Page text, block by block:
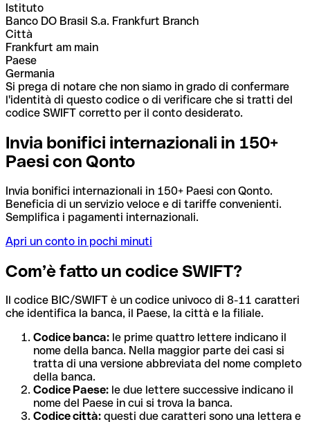
Istituto
Banco DO Brasil S.a. Frankfurt Branch
Città
Frankfurt am main
Paese
Germania
Si prega di notare che non siamo in grado di confermare
l'identità di questo codice o di verificare che si tratti del
codice SWIFT corretto per il conto desiderato.
Invia bonifici internazionali in 150+
Paesi con Qonto
Invia bonifici internazionali in 150+ Paesi con Qonto.
Beneficia di un servizio veloce e di tariffe convenienti.
Semplifica i pagamenti internazionali.
Apri un conto in pochi minuti
Com’è fatto un codice SWIFT?
Il codice BIC/SWIFT è un codice univoco di 8-11 caratteri
che identifica la banca, il Paese, la città e la filiale.
Codice banca: le prime quattro lettere indicano il
nome della banca. Nella maggior parte dei casi si
tratta di una versione abbreviata del nome completo
della banca.
Codice Paese: le due lettere successive indicano il
nome del Paese in cui si trova la banca.
Codice città: questi due caratteri sono una lettera e